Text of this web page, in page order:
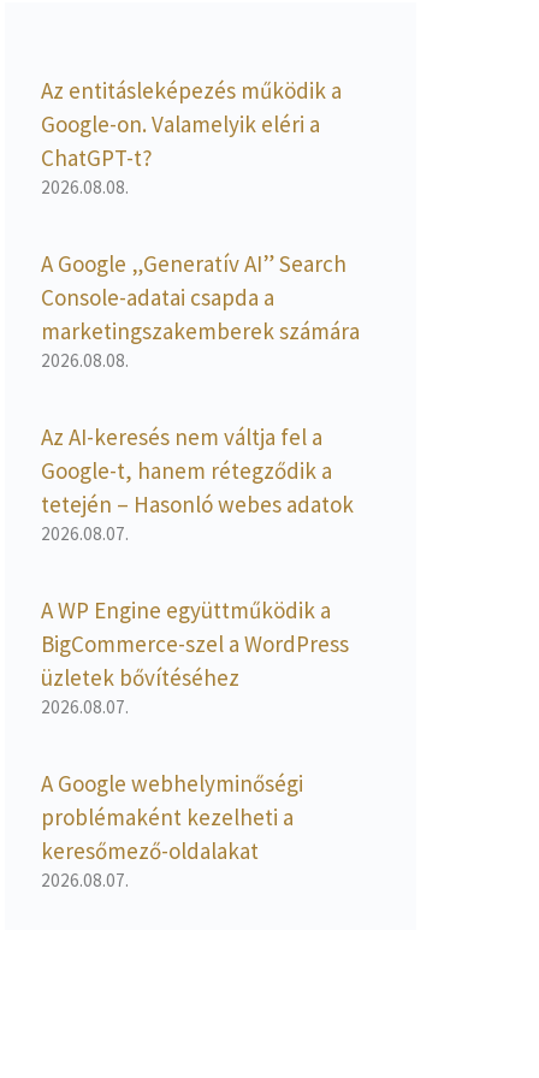
Az entitásleképezés működik a
Google-on. Valamelyik eléri a
ChatGPT-t?
2026.08.08.
A Google „Generatív AI” Search
Console-adatai csapda a
marketingszakemberek számára
2026.08.08.
Az AI-keresés nem váltja fel a
Google-t, hanem rétegződik a
tetején – Hasonló webes adatok
2026.08.07.
A WP Engine együttműködik a
BigCommerce-szel a WordPress
üzletek bővítéséhez
2026.08.07.
A Google webhelyminőségi
problémaként kezelheti a
keresőmező-oldalakat
2026.08.07.